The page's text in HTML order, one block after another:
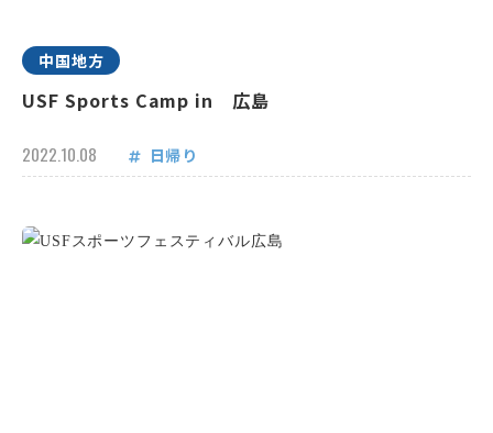
中国地方
USF Sports Camp in 広島
2022.10.08 日帰り